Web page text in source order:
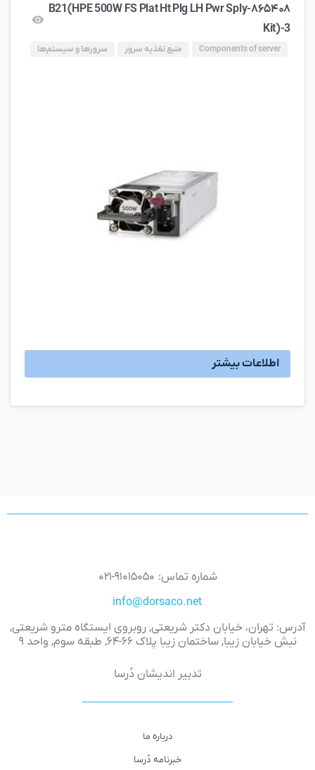
۸۶۵۴۰۸-B21(HPE 500W FS Plat Ht Plg LH Pwr Sply
Kit)-3
Components of server منبع تغذیه سرور سرورها و سیستم‌ها
اطلاعات بیشتر
شماره تماس: ۹۱۰۱۵۰۵۰-۰۲۱
آدرس: تهران، خیابان دکتر شریعتی, روبروی ایستگاه مترو شریعتی,
نبش خیابان زیبا, ساختمان زیبا پلاک ۶۶-۶۴, طبقه سوم, واحد ۹
تدبیر اندیشان دُرسا
درباره ما
خبرنامه دُرسا